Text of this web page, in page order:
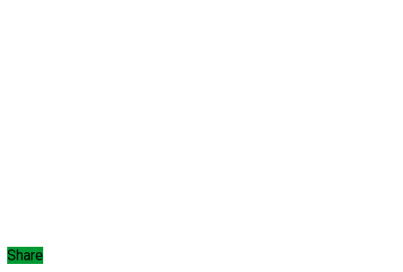
Share